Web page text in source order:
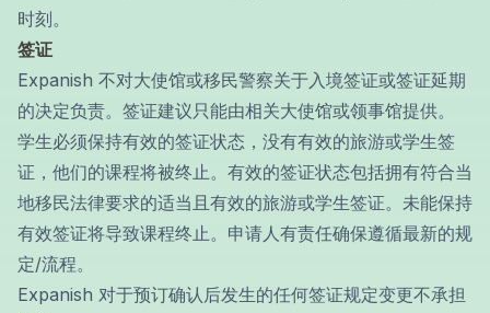
时刻。
签证
Expanish 不对大使馆或移民警察关于入境签证或签证延期
的决定负责。签证建议只能由相关大使馆或领事馆提供。
学生必须保持有效的签证状态，没有有效的旅游或学生签
证，他们的课程将被终止。有效的签证状态包括拥有符合当
地移民法律要求的适当且有效的旅游或学生签证。未能保持
有效签证将导致课程终止。申请人有责任确保遵循最新的规
定/流程。
Expanish 对于预订确认后发生的任何签证规定变更不承担